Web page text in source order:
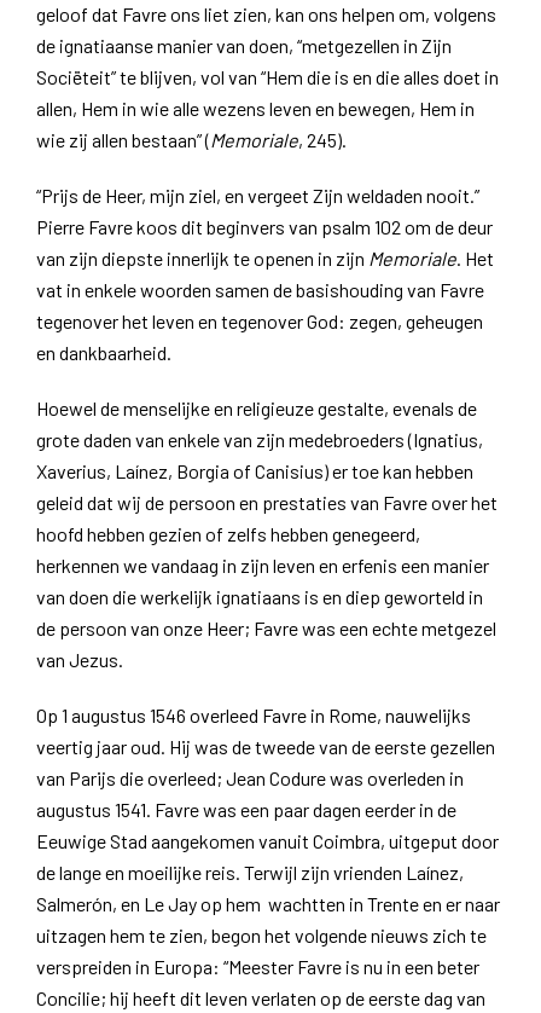
geloof dat Favre ons liet zien, kan ons helpen om, volgens
de ignatiaanse manier van doen, “metgezellen in Zijn
Sociëteit” te blijven, vol van “Hem die is en die alles doet in
allen, Hem in wie alle wezens leven en bewegen, Hem in
wie zij allen bestaan” (Memoriale, 245).
“Prijs de Heer, mijn ziel, en vergeet Zijn weldaden nooit.”
Pierre Favre koos dit beginvers van psalm 102 om de deur
van zijn diepste innerlijk te openen in zijn Memoriale . Het
vat in enkele woorden samen de basishouding van Favre
tegenover het leven en tegenover God: zegen, geheugen
en dankbaarheid.
Hoewel de menselijke en religieuze gestalte, evenals de
grote daden van enkele van zijn medebroeders (Ignatius,
Xaverius, Laínez, Borgia of Canisius) er toe kan hebben
geleid dat wij de persoon en prestaties van Favre over het
hoofd hebben gezien of zelfs hebben genegeerd,
herkennen we vandaag in zijn leven en erfenis een manier
van doen die werkelijk ignatiaans is en diep geworteld in
de persoon van onze Heer; Favre was een echte metgezel
van Jezus.
Op 1 augustus 1546 overleed Favre in Rome, nauwelijks
veertig jaar oud. Hij was de tweede van de eerste gezellen
van Parijs die overleed; Jean Codure was overleden in
augustus 1541. Favre was een paar dagen eerder in de
Eeuwige Stad aangekomen vanuit Coimbra, uitgeput door
de lange en moeilijke reis. Terwijl zijn vrienden Laínez,
Salmerón, en Le Jay op hem wachtten in Trente en er naar
uitzagen hem te zien, begon het volgende nieuws zich te
verspreiden in Europa: “Meester Favre is nu in een beter
Concilie; hij heeft dit leven verlaten op de eerste dag van